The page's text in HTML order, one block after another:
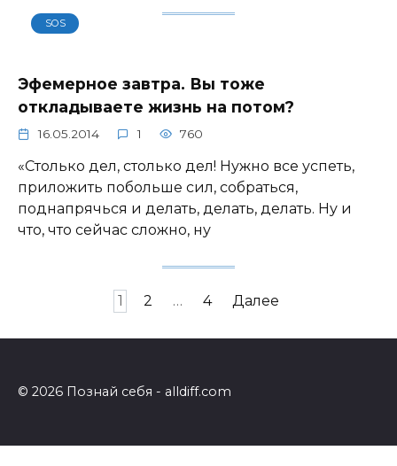
SOS
Эфемерное завтра. Вы тоже
откладываете жизнь на потом?
16.05.2014 1 760
«Столько дел, столько дел! Нужно все успеть,
приложить побольше сил, собраться,
поднапрячься и делать, делать, делать. Ну и
что, что сейчас сложно, ну
записям
1 2 … 4 Далее
© 2026 Познай себя - alldiff.com